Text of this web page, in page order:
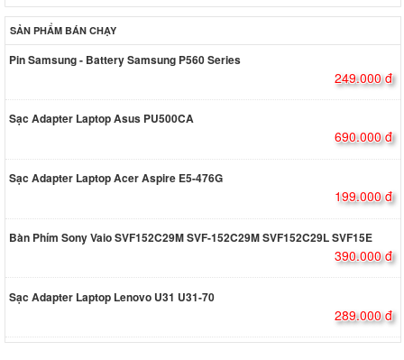
SẢN PHẨM BÁN CHẠY
Pin Samsung - Battery Samsung P560 Series
249.000 đ
Sạc Adapter Laptop Asus PU500CA
690.000 đ
Sạc Adapter Laptop Acer Aspire E5-476G
199.000 đ
Bàn Phím Sony Vaio SVF152C29M SVF-152C29M SVF152C29L SVF15E
390.000 đ
Sạc Adapter Laptop Lenovo U31 U31-70
289.000 đ